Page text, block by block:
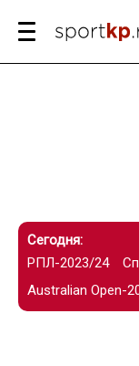
Сегодня:
РПЛ-2023/24
Australian Open-